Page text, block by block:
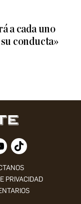
a cada uno
conducta»
PRIVACIDAD